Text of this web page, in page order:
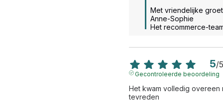
Met vriendelijke
Anne-Sophie
Het recommerce-
5/5
Gecontroleerde beoordeling
Het kwam volledig overeen
tevreden